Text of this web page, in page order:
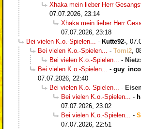
Xhaka mein lieber Herr
07.07.2026, 23:14
Xhaka mein lieber Herr
07.07.2026, 23:18
Bei vielen K.o.-Spielen...
- Kutte92-
Bei vielen K.o.-Spielen...
- Tomi2
Bei vielen K.o.-Spielen...
-
Bei vielen K.o.-Spielen...
-
07.07.2026, 22:40
Bei vielen K.o.-Spielen...
-
Bei vielen K.o.-Spielen...
-
07.07.2026, 23:02
Bei vielen K.o.-Spielen...
-
07.07.2026, 22:51